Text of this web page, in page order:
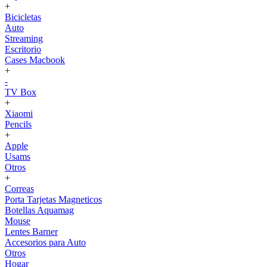
+
Bicicletas
Auto
Streaming
Escritorio
Cases Macbook
+
-
TV Box
+
Xiaomi
Pencils
+
Apple
Usams
Otros
+
Correas
Porta Tarjetas Magneticos
Botellas Aquamag
Mouse
Lentes Barner
Accesorios para Auto
Otros
Hogar